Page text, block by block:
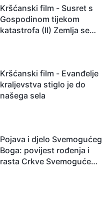
Kršćanski film - Susret s
Gospodinom tijekom
katastrofa (II) Zemlja se
Kršćanski film - Evanđelje
kraljevstva stiglo je do
našega sela
Pojava i djelo Svemogućeg
Boga: povijest rođenja i
rasta Crkve Svemogućeg